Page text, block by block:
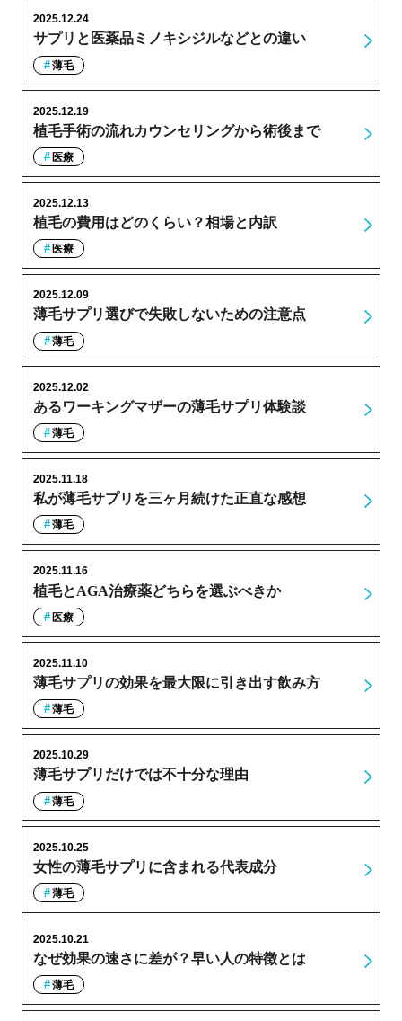
サプリと医薬品ミノキシジルなどとの違い
2025.12.24
薄毛
植毛手術の流れカウンセリングから術後まで
2025.12.19
医療
植毛の費用はどのくらい？相場と内訳
2025.12.13
医療
薄毛サプリ選びで失敗しないための注意点
2025.12.09
薄毛
あるワーキングマザーの薄毛サプリ体験談
2025.12.02
薄毛
私が薄毛サプリを三ヶ月続けた正直な感想
2025.11.18
薄毛
植毛とAGA治療薬どちらを選ぶべきか
2025.11.16
医療
薄毛サプリの効果を最大限に引き出す飲み方
2025.11.10
薄毛
薄毛サプリだけでは不十分な理由
2025.10.29
薄毛
女性の薄毛サプリに含まれる代表成分
2025.10.25
薄毛
なぜ効果の速さに差が？早い人の特徴とは
2025.10.21
薄毛